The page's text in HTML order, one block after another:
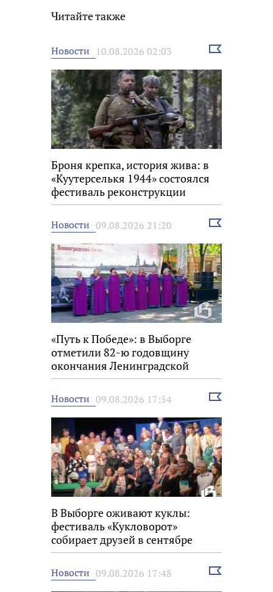
Читайте также
Новости 10.08.2026 02:03
Выбрать
Броня крепка, история жива: в
«Куутерселькя 1944» состоялся
фестиваль реконструкции
Новости 09.08.2026 21:20
Выбрать
«Путь к Победе»: в Выборге
отметили 82-ю годовщину
окончания Ленинградской
битвы
Новости 09.08.2026 17:54
Выбрать
В Выборге оживают куклы:
фестиваль «Кукловорот»
собирает друзей в сентябре
Новости 09.08.2026 17:48
Выбрать